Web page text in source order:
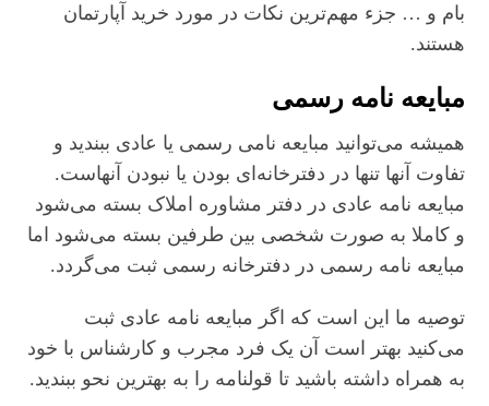
بام و … جزء مهم‌ترین نکات در مورد خرید آپارتمان
هستند.
مبایعه نامه رسمی
همیشه می‌توانید مبایعه نامی رسمی یا عادی ببندید و
تفاوت آنها تنها در دفترخانه‌ای بودن یا نبودن آنهاست.
مبایعه نامه عادی در دفتر مشاوره املاک بسته می‌شود
و کاملا به صورت شخصی بین طرفین بسته می‌شود اما
مبایعه نامه رسمی در دفترخانه رسمی ثبت می‌گردد.
توصیه ما این است که اگر مبایعه نامه عادی ثبت
می‌کنید بهتر است آن یک فرد مجرب و کارشناس با خود
به همراه داشته باشید تا قولنامه را به بهترین نحو ببندید.